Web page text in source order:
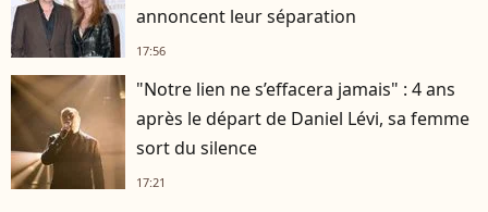
annoncent leur séparation
17:56
"Notre lien ne s’effacera jamais" : 4 ans
après le départ de Daniel Lévi, sa femme
sort du silence
17:21